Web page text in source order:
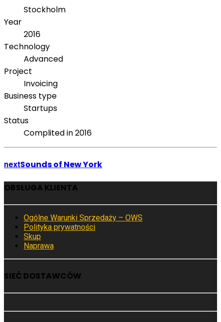
Stockholm
Year
2016
Technology
Advanced
Project
Invoicing
Business type
Startups
Status
Complited in 2016
nextSounds of New York
OBSŁUGA KLIENTA
Ogólne Warunki Sprzedaży – OWS
Polityka prywatności
Skup
Naprawa
SIEĆ DOSTAWCÓW